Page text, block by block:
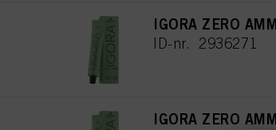
IGORA ZERO
ID-nr. 2936271
IGORA ZERO